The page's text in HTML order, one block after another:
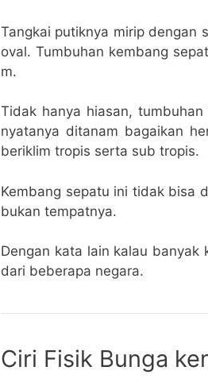
Tangkai putiknya mirip dengan
oval. Tumbuhan kembang
m.
Tidak hanya hiasan,
nyatanya ditanam bagaikan
beriklim tropis serta sub tropis.
Kembang sepatu ini tidak bisa
bukan tempatnya.
Dengan kata lain kalau
dari beberapa negara.
Ciri Fisik Bunga